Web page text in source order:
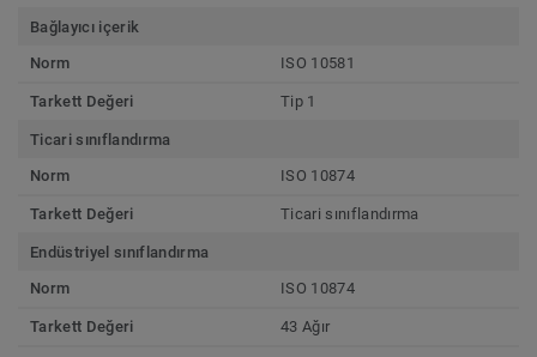
Bağlayıcı içerik
Norm
ISO 10581
Tarkett Değeri Tip 1
Ticari sınıflandırma
Norm
ISO 10874
Tarkett Değeri Ticari sınıflandırma
Endüstriyel sınıflandırma
Norm
ISO 10874
Tarkett Değeri 43 Ağır